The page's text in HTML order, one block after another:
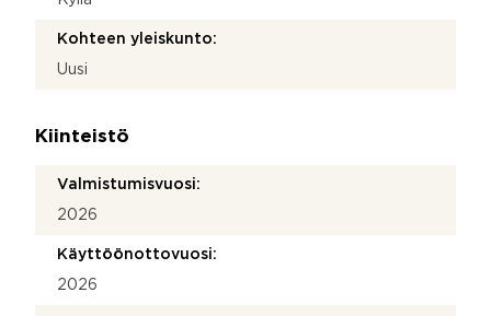
Kohteen yleiskunto:
Uusi
Kiinteistö
Valmistumisvuosi:
2026
Käyttöönottovuosi:
2026